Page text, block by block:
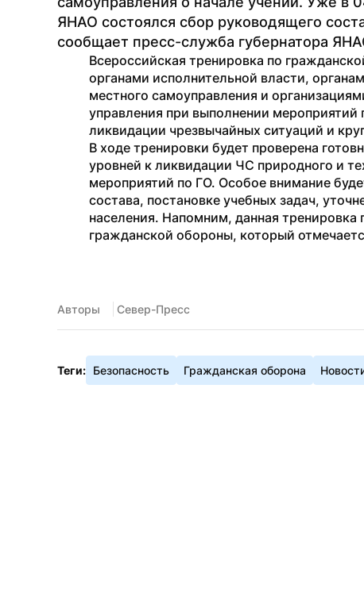
ЯНАО состоялся сбор руководящего
сообщает пресс-служба губернатора
Всероссийская тренировка по
органами исполнительной власти,
местного самоуправления и
управления при выполнении
ликвидации чрезвычайных ситуаций и
В ходе тренировки будет проверена
уровней к ликвидации ЧС природного и
мероприятий по ГО. Особое внимание
состава, постановке учебных задач,
населения. Напомним, данная
гражданской обороны, который
Авторы Север-Пресс
Теги: Безопасность Гражданская оборона